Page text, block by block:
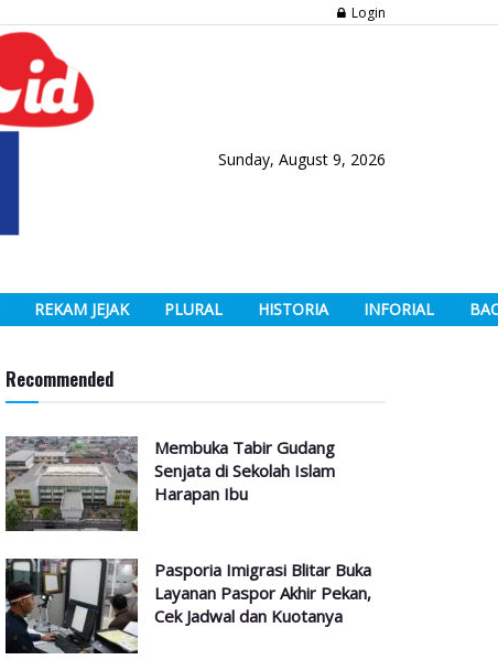
Login
Sunday, August 9, 2026
REKAM JEJAK PLURAL HISTORIA INFORIAL
Recommended
Membuka Tabir Gudang
Senjata di Sekolah Islam
Harapan Ibu
Pasporia Imigrasi Blitar Buka
Layanan Paspor Akhir Pekan,
Cek Jadwal dan Kuotanya